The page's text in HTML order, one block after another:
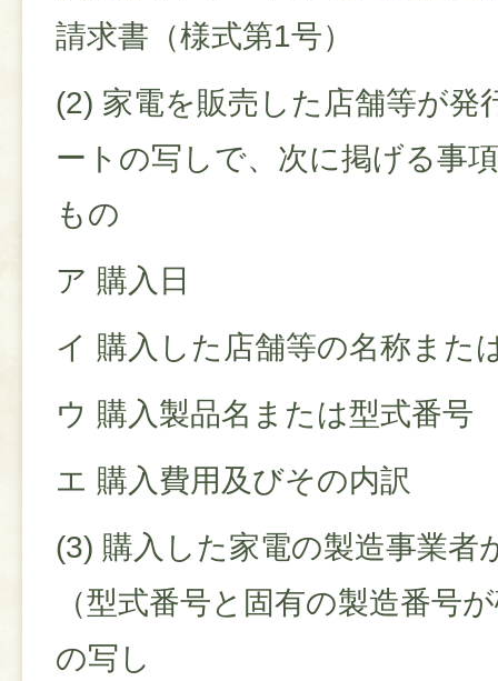
請求書（様式第1号）
(2) 家電を販売した店舗等が発
ートの写しで、次に掲げる事
もの
ア 購入日
イ 購入した店舗等の名称また
ウ 購入製品名または型式番号
エ 購入費用及びその内訳
(3) 購入した家電の製造事業者
（型式番号と固有の製造番号
の写し